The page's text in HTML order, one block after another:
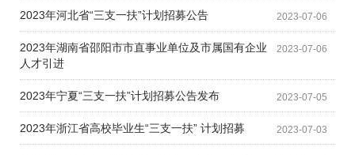
2023-07-06
2023年河北省“三支一扶”计划招募公告
2023-07-06
2023年湖南省邵阳市市直事业单位及市属国有企业
人才引进
2023-07-05
2023年宁夏“三支一扶”计划招募公告发布
2023-07-03
2023年浙江省高校毕业生“三支一扶” 计划招募